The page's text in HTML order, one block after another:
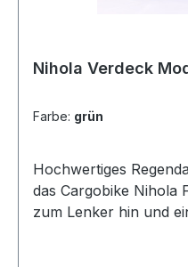
Nihola Verdeck
Farbe: grün
Hochwertiges
das Cargobike Nihola
zum Lenker hin und